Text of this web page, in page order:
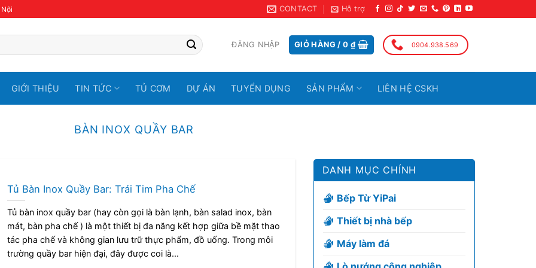
CONTACT Hỗ trợ
ĐĂNG NHẬP GIỎ HÀNG /0 ₫ 0904.938.569
GIỚI THIỆU TIN TỨC TỦ CƠM DỰ ÁN TUYỂN DỤNG SẢN PHẨM LIÊN HỆ CSKH
BÀN INOX QUẦY BAR
Tủ Bàn Inox Quầy Bar: Trái Tim Pha Chế
Tủ bàn inox quầy bar (hay còn gọi là bàn lạnh, bàn salad inox, bàn
mát, bàn pha chế ) là một thiết bị đa năng kết hợp giữa bề mặt thao
tác pha chế và không gian lưu trữ thực phẩm, đồ uống. Trong môi
trường quầy bar hiện đại, đây được coi là...
DANH MỤC CHÍNH
Bếp Từ YiPai
Thiết bị nhà bếp
Máy làm đá